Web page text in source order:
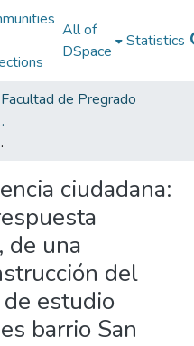
All of
DSpace
Statistics
Facultad de Pregrado
(APT)
de Flandes barrio San Luis, Tolima
ciudadana:
de una
del
estudio
barrio San